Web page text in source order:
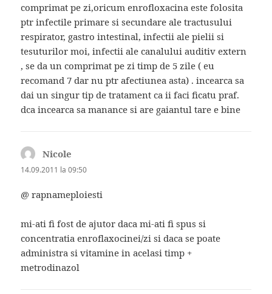
comprimat pe zi,oricum enrofloxacina este folosita
ptr infectile primare si secundare ale tractusului
respirator, gastro intestinal, infectii ale pielii si
tesuturilor moi, infectii ale canalului auditiv extern
, se da un comprimat pe zi timp de 5 zile ( eu
recomand 7 dar nu ptr afectiunea asta) . incearca sa
dai un singur tip de tratament ca ii faci ficatu praf.
dca incearca sa manance si are gaiantul tare e bine
Nicole
14.09.2011 la 09:50
@ rapnameploiesti
mi-ati fi fost de ajutor daca mi-ati fi spus si
concentratia enroflaxocinei/zi si daca se poate
administra si vitamine in acelasi timp +
metrodinazol